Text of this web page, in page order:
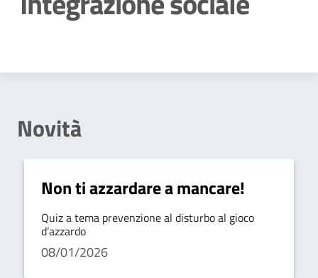
Novità
Non ti azzardare a mancare!
Quiz a tema prevenzione al disturbo al gioco
d’azzardo
08/01/2026